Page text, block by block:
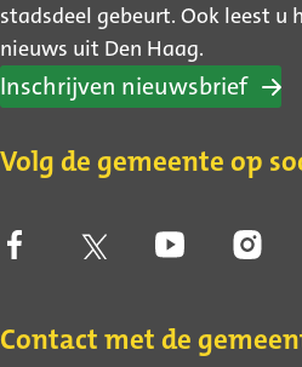
stadsdeel gebeurt. Ook leest u
nieuws uit Den Haag.
Inschrijven nieuwsbrief
Volg de gemeente op
Contact met de